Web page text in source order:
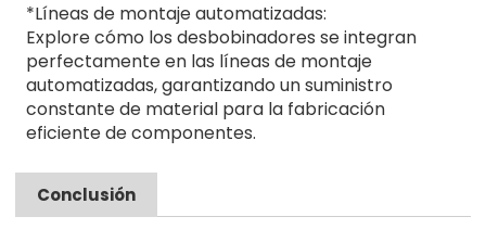
*Líneas de montaje automatizadas:
Explore cómo los desbobinadores se integran
perfectamente en las líneas de montaje
automatizadas, garantizando un suministro
constante de material para la fabricación
eficiente de componentes.
Conclusión